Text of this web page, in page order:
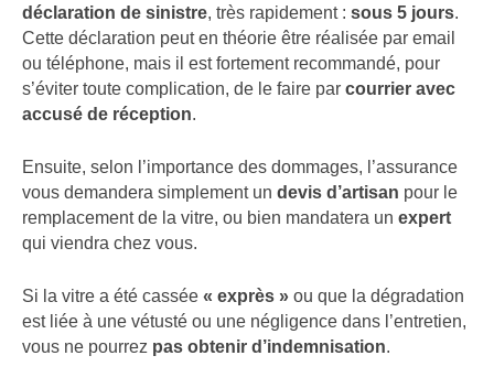
déclaration de sinistre, très rapidement : sous 5 jours.
Cette déclaration peut en théorie être réalisée par email
ou téléphone, mais il est fortement recommandé, pour
s’éviter toute complication, de le faire par courrier avec
accusé de réception.
Ensuite, selon l’importance des dommages, l’assurance
vous demandera simplement un devis d’artisan pour le
remplacement de la vitre, ou bien mandatera un expert
qui viendra chez vous.
Si la vitre a été cassée « exprès » ou que la dégradation
est liée à une vétusté ou une négligence dans l’entretien,
vous ne pourrez pas obtenir d’indemnisation.